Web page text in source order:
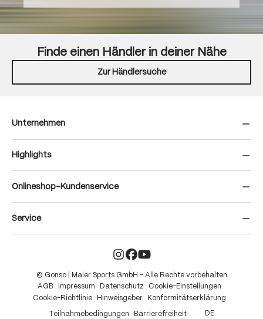
Finde einen Händler in deiner Nähe
Zur Händlersuche
Unternehmen
Highlights
Onlineshop-Kundenservice
Service
© Gonso | Maier Sports GmbH – Alle Rechte vorbehalten
AGB
Impressum Datenschutz
Cookie-Einstellungen
Cookie-Richtlinie
Hinweisgeber Konformitätserklärung
Teilnahmebedingungen Barrierefreiheit DE